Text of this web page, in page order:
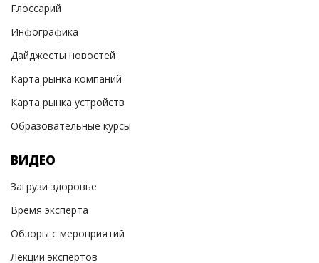
Глоссарий
Инфографика
Дайджесты новостей
Карта рынка компаний
Карта рынка устройств
Образовательные курсы
ВИДЕО
Загрузи здоровье
Время эксперта
Обзоры с мероприятий
Лекции экспертов